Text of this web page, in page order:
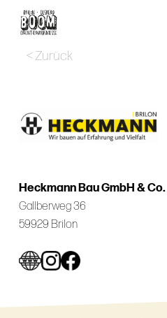
< Zurück
Heckmann Bau GmbH & Co.
Gallberweg 36
59929 Brilon